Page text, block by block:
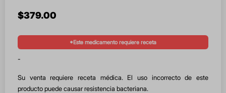
$379.00
*Este medicamento requiere receta
-
Su venta requiere receta médica. El uso incorrecto de este
producto puede causar resistencia bacteriana.